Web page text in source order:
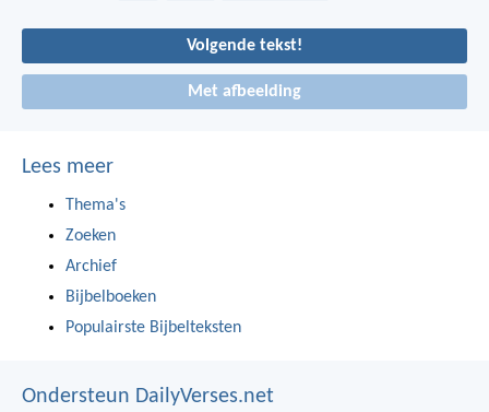
Volgende tekst!
Met afbeelding
Lees meer
Thema's
Zoeken
Archief
Bijbelboeken
Populairste Bijbelteksten
Ondersteun DailyVerses.net